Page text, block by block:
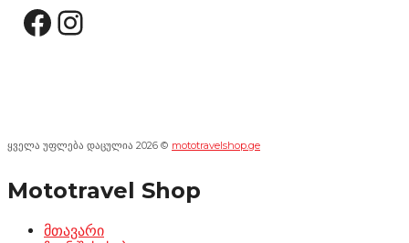
Facebook
Instagram
ყველა უფლება დაცულია 2026 © mototravelshop.ge
Mototravel Shop
მთავარი